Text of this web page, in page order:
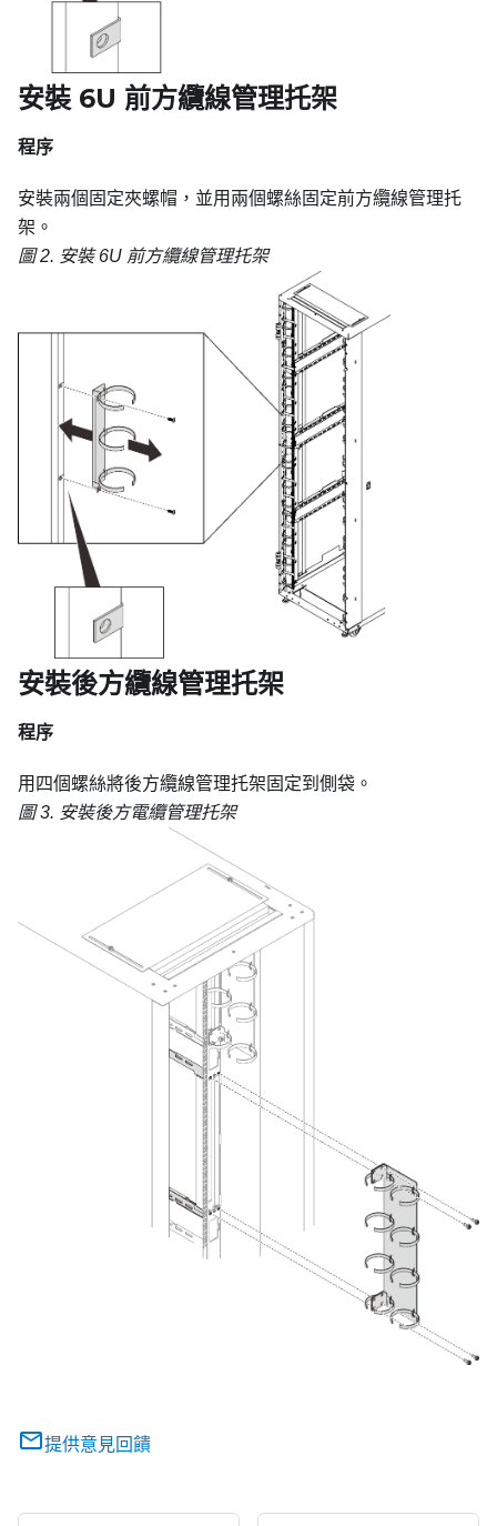
安裝 6U 前方纜線管理托架
程序
安裝兩個固定夾螺帽，並用兩個螺絲固定前方纜線管理托
架。
圖 2. 安裝 6U 前方纜線管理托架
安裝後方纜線管理托架
程序
用四個螺絲將後方纜線管理托架固定到側袋。
圖 3. 安裝後方電纜管理托架
提供意見回饋